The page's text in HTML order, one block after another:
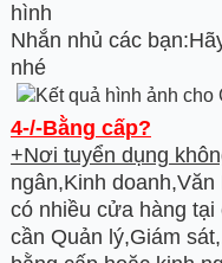
hình
Nhắn nhủ các
nhé
4-/-Bằng cấp?
+Nơi tuyển dụng
ngân,Kinh
có nhiều cửa hàng
cần Quản lý,Giám